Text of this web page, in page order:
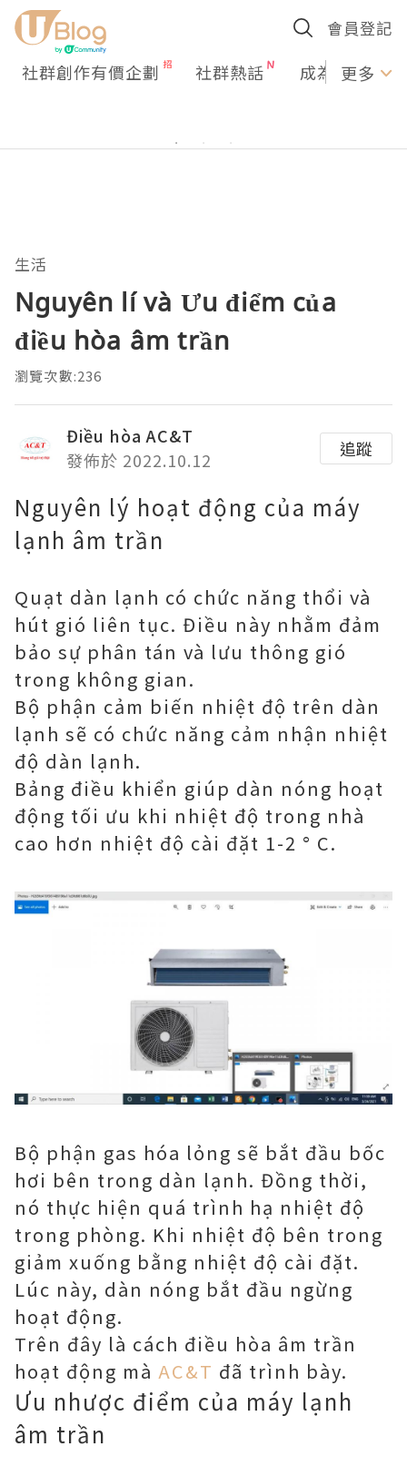
會員登記
社群創作有價企劃 社群熱話 成為U更多
生活
Nguyên lí và Ưu điểm của
điều hòa âm trần
瀏覽次數:236
Điều hòa AC&T
發佈於 2022.10.12
追蹤
Nguyên lý hoạt động của máy
lạnh âm trần
Quạt dàn lạnh có chức năng thổi và
hút gió liên tục. Điều này nhằm đảm
bảo sự phân tán và lưu thông gió
trong không gian.
Bộ phận cảm biến nhiệt độ trên dàn
lạnh sẽ có chức năng cảm nhận nhiệt
độ dàn lạnh.
Bảng điều khiển giúp dàn nóng hoạt
động tối ưu khi nhiệt độ trong nhà
cao hơn nhiệt độ cài đặt 1-2 ° C.
Bộ phận gas hóa lỏng sẽ bắt đầu bốc
hơi bên trong dàn lạnh. Đồng thời,
nó thực hiện quá trình hạ nhiệt độ
trong phòng. Khi nhiệt độ bên trong
giảm xuống bằng nhiệt độ cài đặt.
Lúc này, dàn nóng bắt đầu ngừng
hoạt động.
Trên đây là cách điều hòa âm trần
hoạt động mà AC&T đã trình bày.
Ưu nhược điểm của máy lạnh
âm trần